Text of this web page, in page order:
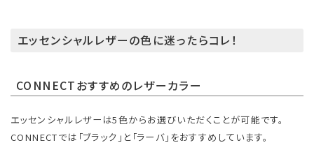
エッセンシャルレザーの色に迷ったらコレ！
CONNECTおすすめのレザーカラー
エッセンシャルレザーは5色からお選びいただくことが可能です。
CONNECTでは「ブラック」と「ラーバ」をおすすめしています。